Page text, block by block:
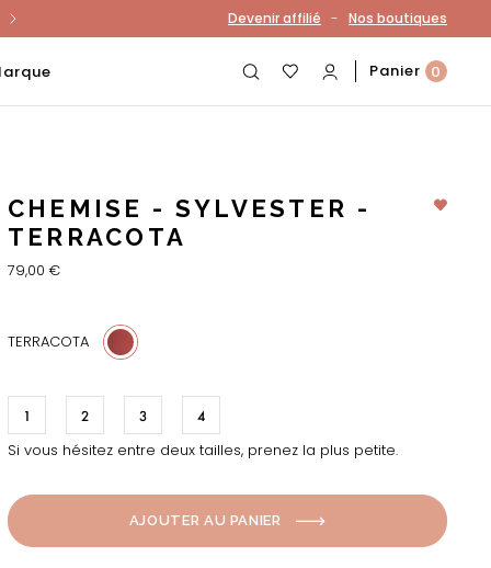
Devenir affilié - Nos boutiques
Panier 0
CHEMISE - SYLVESTER -
TERRACOTA
79,00 €
TERRACOTA
1 2 3 4
Si vous hésitez entre deux tailles, prenez la plus petite.
AJOUTER AU PANIER